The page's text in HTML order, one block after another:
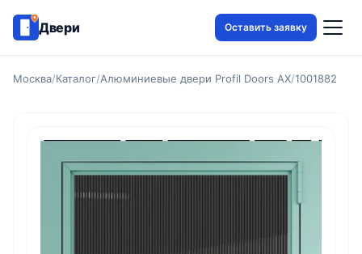
Двери Оставить заявку
Москва/Каталог/Алюминиевые двери Profil Doors AX/1001882